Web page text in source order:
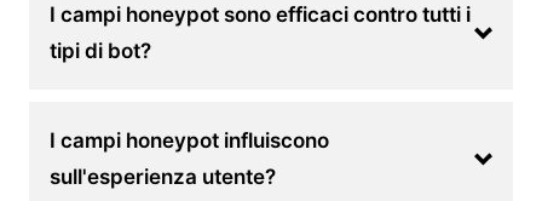
I campi honeypot sono efficaci contro tutti i
tipi di bot?
I campi honeypot influiscono
sull'esperienza utente?